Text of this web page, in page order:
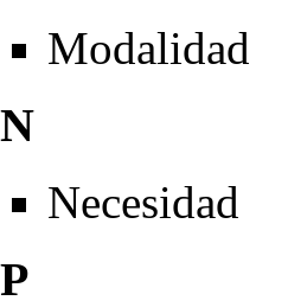
Modalidad
N
Necesidad
P